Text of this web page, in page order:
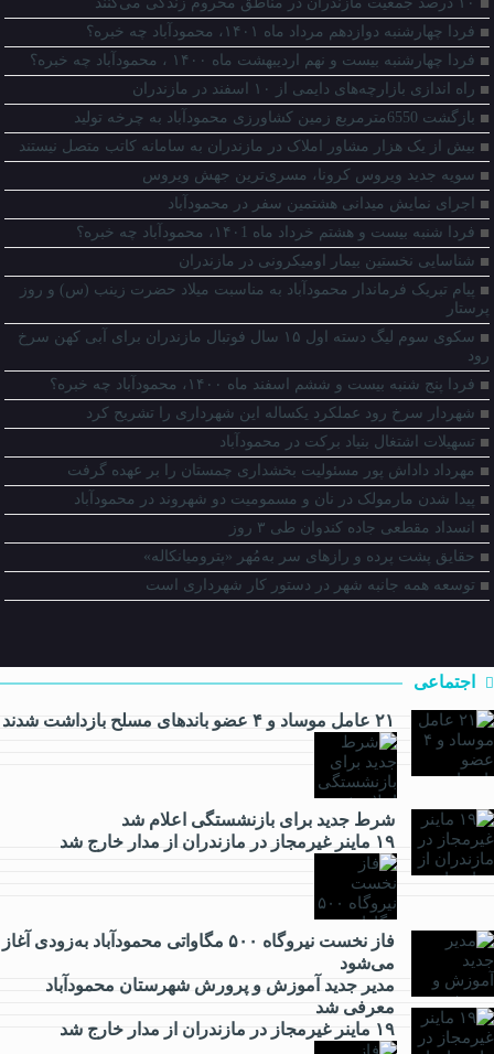
فردا چهارشنبه دوازدهم مرداد ماه ۱۴۰۱، محمودآباد چه خبره؟
فردا چهارشنبه بیست و نهم اردیبهشت ماه ۱۴۰۰ ، محمودآباد چه خبره؟
راه اندازی بازارچه‌های دایمی از ۱۰ اسفند در مازندران
بازگشت 6550مترمربع زمین کشاورزی محمودآباد به چرخه تولید
بیش از یک هزار مشاور املاک در مازندران به سامانه کاتب متصل نیستند
سویه جدید ویروس کرونا، مسری‌ترین جهش ویروس
اجرای نمایش میدانی هشتمین سفر در محمودآباد
فردا شنبه بیست و هشتم خرداد ماه ۱۴۰1، محمودآباد چه خبره؟
شناسایی نخستین بیمار اومیکرونی در مازندران
پیام تبریک فرماندار محمودآباد به مناسبت میلاد حضرت زینب (س) و روز
پرستار
سکوی سوم لیگ دسته اول ۱۵ سال فوتبال مازندران برای آبی کهن سرخ
رود
فردا پنج شنبه بیست و ششم اسفند ماه ۱۴۰۰، محمودآباد چه خبره؟
شهردار سرخ رود عملکرد یکساله این شهرداری را تشریح کرد
تسهیلات اشتغال بنیاد برکت در محمودآباد
مهرداد داداش پور مسئولیت بخشداری چمستان را بر عهده گرفت
پیدا شدن مارمولک در نان و مسمومیت دو شهروند در محمودآباد
انسداد مقطعی جاده کندوان طی ۳ روز
حقایق پشت پرده و رازهای سر به‌مُهر «پترومیانکاله»
توسعه همه جانبه شهر در دستور کار شهرداری است
اجتماعی
۲۱ عامل موساد و ۴ عضو باند‌های مسلح بازداشت شدند
شرط جدید برای بازنشستگی اعلام شد
۱۹ ماینر غیرمجاز در مازندران از مدار خارج شد
فاز نخست نیروگاه ۵۰۰ مگاواتی محمودآباد به‌زودی آغاز
می‌شود
مدیر جدید آموزش و پرورش شهرستان محمودآباد
معرفی شد
اقتصادی
۱۹ ماینر غیرمجاز در مازندران از مدار خارج شد
فرهنگی